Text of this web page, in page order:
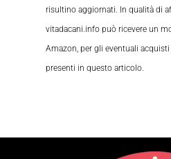
risultino aggiornati. In qualità di
vitadacani.info può ricevere un
Amazon, per gli eventuali
presenti in questo articolo.